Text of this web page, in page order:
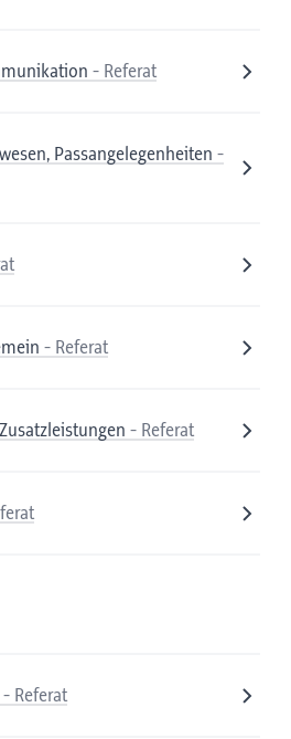
- Referat
Passangelegenheiten -
- Referat
- Referat
- Referat